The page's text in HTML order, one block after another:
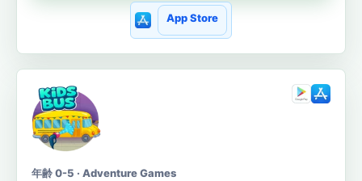
App Store
年齢 0-5 · Adventure Games